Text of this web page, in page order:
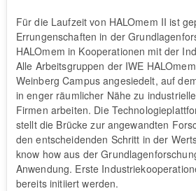
Für die Laufzeit von HALOmem II ist
Errungenschaften in der
HALOmem in Kooperationen mit der
Alle Arbeitsgruppen der IWE
Weinberg Campus angesiedelt, auf
in enger räumlicher Nähe zu
Firmen arbeiten. Die
stellt die Brücke zur angewandten
den entscheidenden Schritt in der
know how aus der
Anwendung. Erste
bereits initiiert werden.